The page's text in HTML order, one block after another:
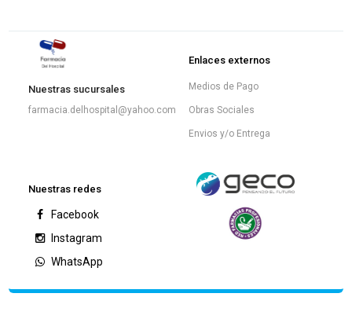
Nuestras sucursales
farmacia.delhospital@yahoo.com
Enlaces externos
Medios de Pago
Obras Sociales
Envios y/o Entrega
Nuestras redes
Facebook
Instagram
WhatsApp